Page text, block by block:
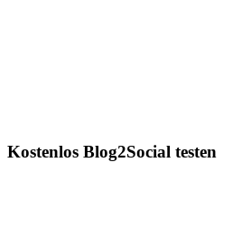
Kostenlos Blog2Social testen